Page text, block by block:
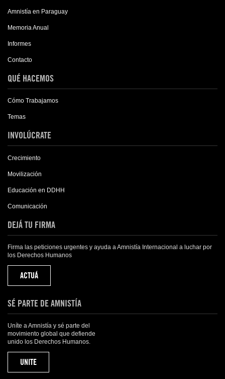
Amnistía en Paraguay
Memoria Anual
Informes
Contacto
QUÉ HACEMOS
Cómo Trabajamos
Temas
INVOLÚCRATE
Crecimiento
Movilización
Educación en DDHH
Comunicación
DEJÁ TU FIRMA
Firma las peticiones urgentes y ayuda a Amnistía Internacional a luchar por
los Derechos Humanos
ACTUÁ
SÉ PARTE DE AMNISTÍA
Uníte a Amnistía y sé parte del
movimiento global que defiende
unido los Derechos Humanos.
UNITE